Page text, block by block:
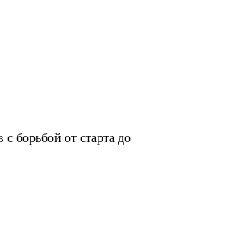
борьбой от старта до